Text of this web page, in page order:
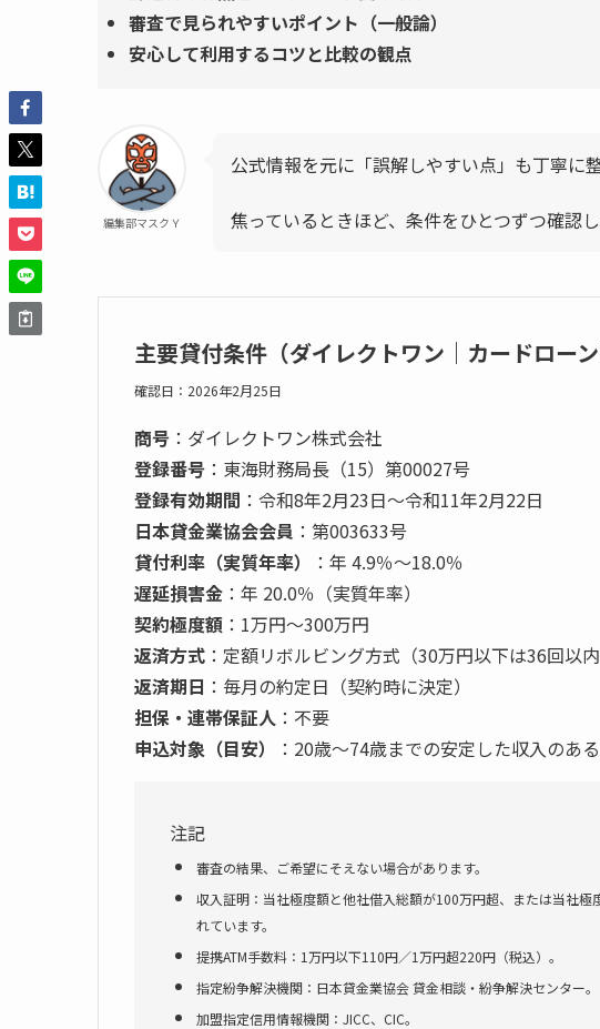
審査で見られやすいポイント（一般論）
安心して利用するコツと比較の観点
編集部マスクＹ
公式情報を元に「誤解しやすい点」も丁寧に
焦っているときほど、条件をひとつずつ確認し
主要貸付条件（ダイレクトワン｜カードローン
確認日：2026年2月25日
商号 ：ダイレクトワン株式会社
登録番号 ：東海財務局長（15）第00027号
登録有効期間 ：令和8年2月23日〜令和11年2月22日
日本貸金業協会会員 ：第003633号
貸付利率（実質年率）
：年 4.9％～18.0％
遅延損害金 ：年 20.0％（実質年率）
契約極度額 ：1万円～300万円
返済方式 ：定額リボルビング方式（30万円以下は36回以
返済期日 ：毎月の約定日（契約時に決定）
担保・連帯保証人 ：不要
申込対象（目安）
：20歳～74歳までの安定した収入のあ
注記
審査の結果、ご希望にそえない場合があります。
収入証明：当社極度額と他社借入総額が100万円超、または当社
れています。
提携ATM手数料：1万円以下110円／1万円超220円（税込）。
指定紛争解決機関：日本貸金業協会 貸金相談・紛争解決センター。
加盟指定信用情報機関：JICC、CIC。